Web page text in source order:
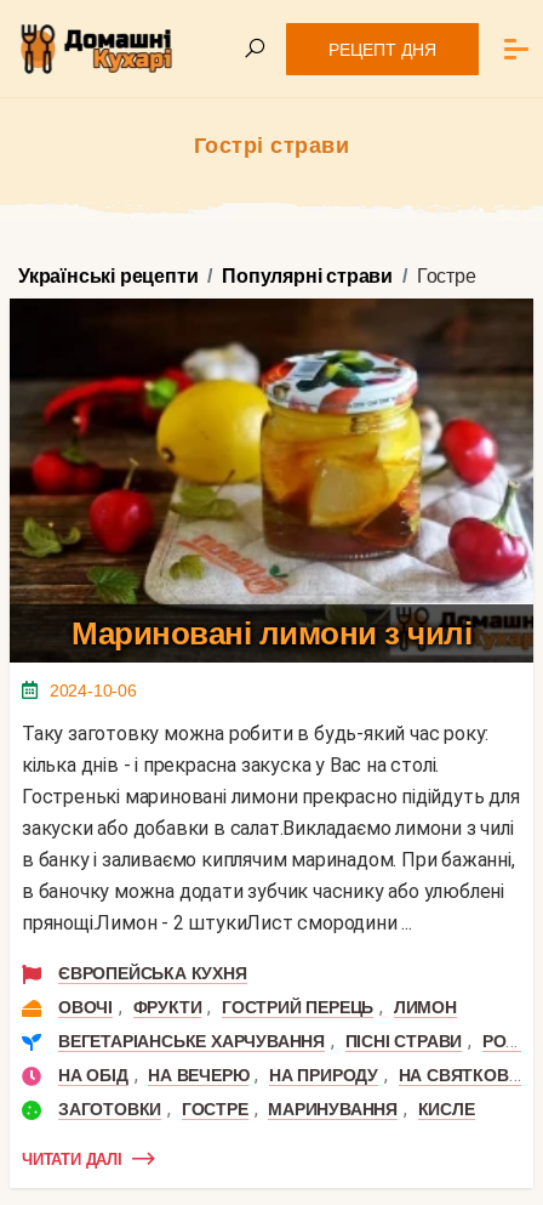
РЕЦЕПТ ДНЯ
Гострі страви
Українські рецепти Популярні страви Гостре
Мариновані лимони з чилі
2024-10-06
Таку заготовку можна робити в будь-який час року:
кілька днів - і прекрасна закуска у Вас на столі.
Гостренькі мариновані лимони прекрасно підійдуть для
закуски або добавки в салат.Викладаємо лимони з чилі
в банку і заливаємо киплячим маринадом. При бажанні,
в баночку можна додати зубчик часнику або улюблені
прянощі.Лимон - 2 штукиЛист смородини ...
ЄВРОПЕЙСЬКА КУХНЯ
ОВОЧІ , ФРУКТИ , ГОСТРИЙ ПЕРЕЦЬ ,
ЛИМОН
ВЕГЕТАРІАНСЬКЕ ХАРЧУВАННЯ , ПІСНІ СТРАВИ ,
РОЗДІЛЬНЕ ХАРЧУВАННЯ
НА ОБІД , НА ВЕЧЕРЮ , НА ПРИРОДУ ,
НА СВЯТКОВИЙ СТІЛ
ЗАГОТОВКИ , ГОСТРЕ , МАРИНУВАННЯ , КИСЛЕ
ЧИТАТИ ДАЛІ